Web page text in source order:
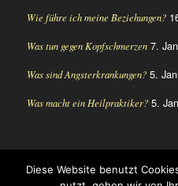
Wie führe ich meine Beziehungen?
Was tun gegen Kopfschmerzen 7.
Was sind Angsterkrankungen? 5.
Was macht ein Heilpraktiker? 5.
© Copyright - Heilpraktikerin für
Diese Website benutzt